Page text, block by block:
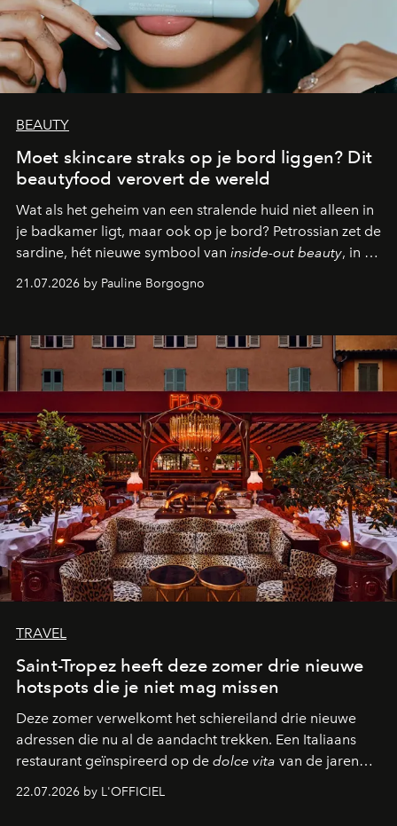
BEAUTY
Moet skincare straks op je bord liggen? Dit
beautyfood verovert de wereld
Wat als het geheim van een stralende huid niet alleen in
je badkamer ligt, maar ook op je bord? Petrossian zet de
sardine, hét nieuwe symbool van inside-out beauty, in de
21.07.2026 by Pauline Borgogno
TRAVEL
Saint-Tropez heeft deze zomer drie nieuwe
hotspots die je niet mag missen
Deze zomer verwelkomt het schiereiland drie nieuwe
adressen die nu al de aandacht trekken. Een Italiaans
restaurant geïnspireerd op de dolce vita van de jaren
verandert in een bruisende ontmoetingsplek en de
22.07.2026 by L'OFFICIEL